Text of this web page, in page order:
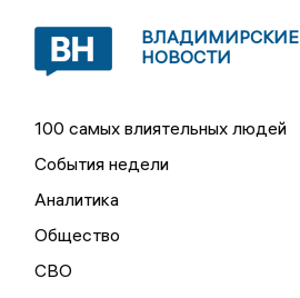
ВЛАДИМИРСКИЕ
НОВОСТИ
100 самых влиятельных людей
События недели
Аналитика
Общество
СВО